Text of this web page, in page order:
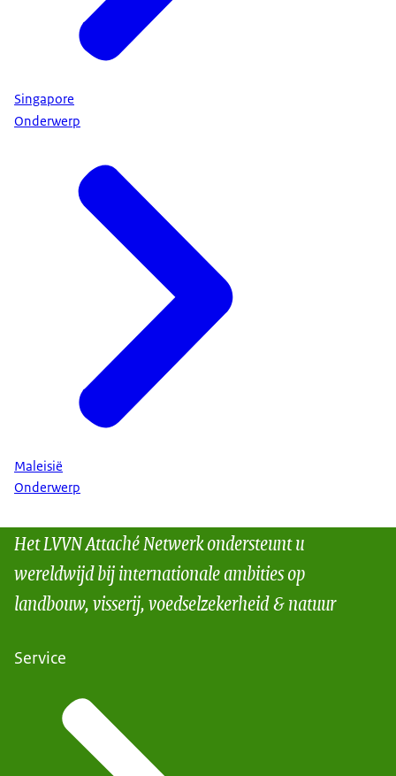
Singapore
Onderwerp
Maleisië
Onderwerp
Het LVVN Attaché Netwerk ondersteunt u
wereldwijd bij internationale ambities op
landbouw, visserij, voedselzekerheid & natuur
Service